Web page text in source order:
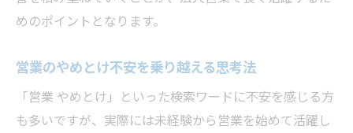
めのポイントとなります。
営業のやめとけ不安を乗り越える思考法
「営業 やめとけ」といった検索ワードに不安を感じる方
も多いですが、実際には未経験から営業を始めて活躍し